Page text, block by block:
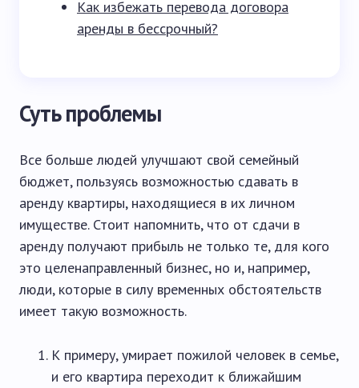
Как избежать перевода договора
аренды в бессрочный?
Суть проблемы
Все больше людей улучшают свой семейный
бюджет, пользуясь возможностью сдавать в
аренду квартиры, находящиеся в их личном
имуществе. Стоит напомнить, что от сдачи в
аренду получают прибыль не только те, для кого
это целенаправленный бизнес, но и, например,
люди, которые в силу временных обстоятельств
имеет такую ​​возможность.
К примеру, умирает пожилой человек в семье,
и его квартира переходит к ближайшим